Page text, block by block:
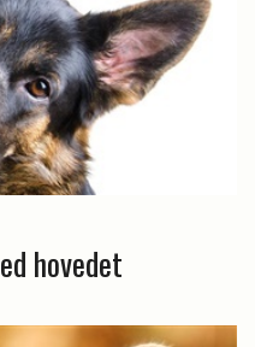
hovedet